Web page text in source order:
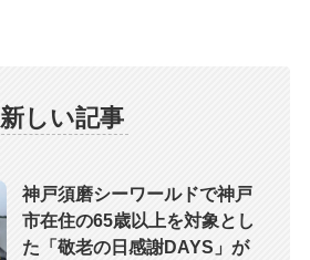
新しい記事
神戸須磨シーワールドで神戸
市在住の65歳以上を対象とし
た「敬老の日感謝DAYS」が